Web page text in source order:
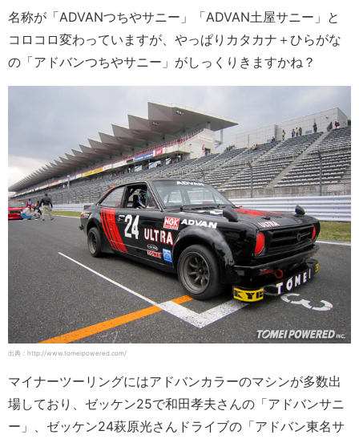
名称が「ADVANつちやサニー」「ADVAN土屋サニー」と
コロコロ変わっていますが、やっぱりカタカナ＋ひらがな
の「アドバンつちやサニー」がしっくりきますかね？
出典：http://www.tomeipowered.com/
マイナーツーリングにはアドバンカラーのマシンが多数出
場しており、ゼッケン25で和田孝夫さんの「アドバンサニ
ー」、ゼッケン24萩原光さんドライブの「アドバン東名サ